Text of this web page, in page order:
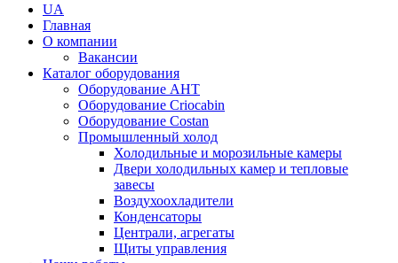
UA
Главная
О компании
Вакансии
Каталог оборудования
Оборудование AHT
Оборудование Criocabin
Оборудование Costan
Промышленный холод
Холодильные и морозильные камеры
Двери холодильных камер и тепловые
завесы
Воздухоохладители
Конденсаторы
Централи, агрегаты
Щиты управления